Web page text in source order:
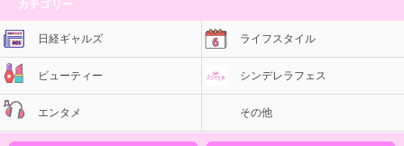
カテゴリー
日経ギャルズ ライフスタイル
ビューティー シンデレラフェス
エンタメ その他